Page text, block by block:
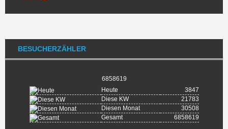
BESUCHERZÄHLER
6858619
Heute
3847
Diese KW
21783
Diesen Monat
30508
Gesamt
6858619